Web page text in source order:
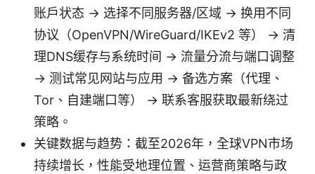
账户状态 → 选择不同服务器/区域 → 换用不同
协议（OpenVPN/WireGuard/IKEv2 等） → 清
理DNS缓存与系统时间 → 流量分流与端口调整
→ 测试常见网站与应用 → 备选方案（代理、
Tor、自建端口等） → 联系客服获取最新绕过
策略。
关键数据与趋势：截至2026年，全球VPN市场
持续增长，性能受地理位置、运营商策略与政